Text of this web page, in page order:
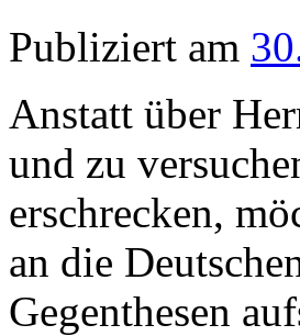
Publiziert am
Anstatt über
und zu
erschrecken,
an die
Gegenthesen